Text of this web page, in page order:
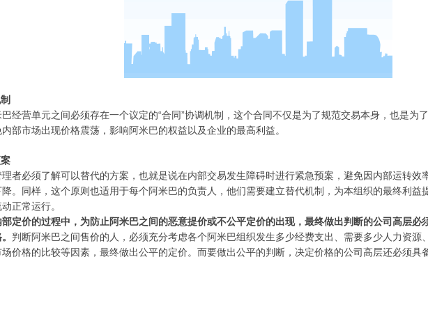
经营单元之间必须存在一个议定的“合同”协调机制，这个合同不仅是为了规范交易本身，也是为
部市场出现价格震荡，影响阿米巴的权益以及企业的最高利益。
者必须了解可以替代的方案，也就是说在内部交易发生障碍时进行紧急预案，避免因内部运转效
。同样，这个原则也适用于每个阿米巴的负责人，他们需要建立替代机制，为本组织的最终利益
正常运行。
定价的过程中，为防止阿米巴之间的恶意提价或不公平定价的出现，最终做出判断的公司高层必
判断阿米巴之间售价的人，必须充分考虑各个阿米巴组织发生多少经费支出、需要多少人力资源
价格的比较等因素，最终做出公平的定价。而要做出公平的判断，决定价格的公司高层还必须具